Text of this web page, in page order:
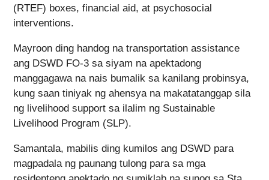
(RTEF) boxes, financial aid, at psychosocial
interventions.
Mayroon ding handog na transportation assistance
ang DSWD FO-3 sa siyam na apektadong
manggagawa na nais bumalik sa kanilang probinsya,
kung saan tiniyak ng ahensya na makatatanggap sila
ng livelihood support sa ilalim ng Sustainable
Livelihood Program (SLP).
Samantala, mabilis ding kumilos ang DSWD para
magpadala ng paunang tulong para sa mga